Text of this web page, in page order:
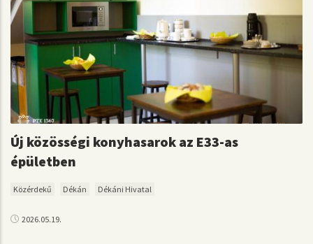
Új közösségi konyhasarok az E33-as
épületben
Közérdekű Dékán Dékáni Hivatal
2026.05.19.